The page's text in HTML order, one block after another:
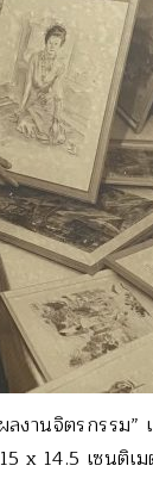
ลงานจิตรกรรม
15 x 14.5 เซนติเ